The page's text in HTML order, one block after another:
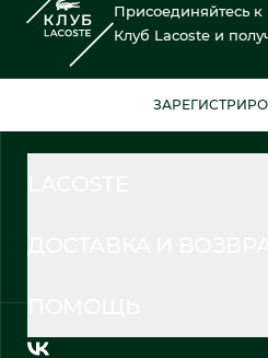
Присоединяйтесь к
Клуб Lacoste и